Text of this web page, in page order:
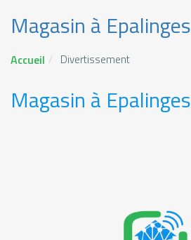
Magasin à Epalinges
Accueil Divertissement
Magasin à Epalinges